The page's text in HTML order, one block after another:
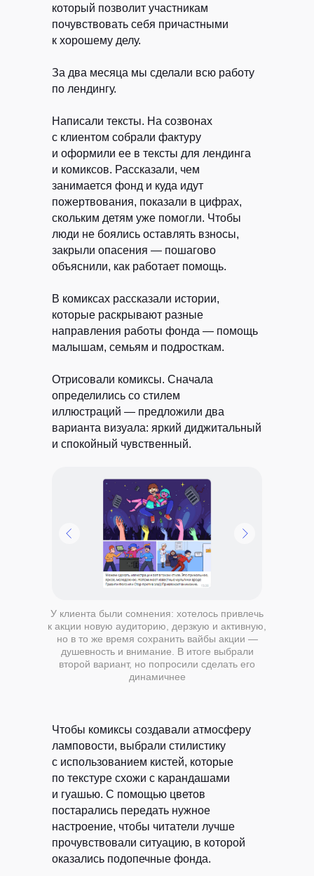
который позволит участникам
почувствовать себя причастными
к хорошему делу.
За два месяца мы сделали всю работу
по лендингу.
Написали тексты. На созвонах
с клиентом собрали фактуру
и оформили ее в тексты для лендинга
и комиксов. Рассказали, чем
занимается фонд и куда идут
пожертвования, показали в цифрах,
скольким детям уже помогли. Чтобы
люди не боялись оставлять взносы,
закрыли опасения — пошагово
объяснили, как работает помощь.
В комиксах рассказали истории,
которые раскрывают разные
направления работы фонда — помощь
малышам, семьям и подросткам.
Отрисовали комиксы. Сначала
определились со стилем
иллюстраций — предложили два
варианта визуала: яркий диджитальный
и спокойный чувственный.
У клиента были сомнения: хотелось привлечь
к акции новую аудиторию, дерзкую и активную,
но в то же время сохранить вайбы акции —
душевность и внимание. В итоге выбрали
второй вариант, но попросили сделать его
динамичнее
Чтобы комиксы создавали атмосферу
ламповости, выбрали стилистику
с использованием кистей, которые
по текстуре схожи с карандашами
и гуашью. С помощью цветов
постарались передать нужное
настроение, чтобы читатели лучше
прочувствовали ситуацию, в которой
оказались подопечные фонда.